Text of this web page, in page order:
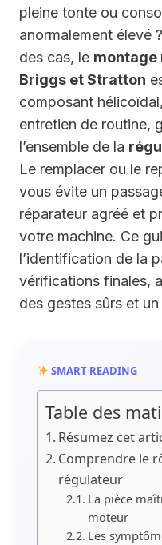
pleine tonte ou
anormalement élevé
des cas, le
Briggs et Stratton
composant
entretien de routine,
l’ensemble de la
Le remplacer ou le
vous évite un
réparateur agréé et
votre machine. Ce
l’identification de la
vérifications finales,
des gestes sûrs et
SMART READING
Table des
Résumez cet
Comprendre le
régulateur
La pièce
moteur
Les